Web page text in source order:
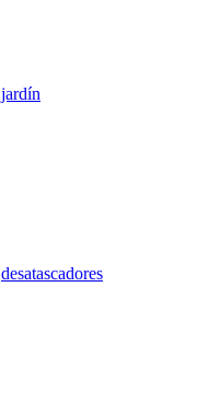
jardín
desatascadores